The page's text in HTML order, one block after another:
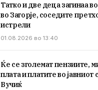
Татко и две деца загинаа
во Загорје, соседите
истрели
01.08.2026 во 13:40
Ќе се зголемат пензиите,
плата и платите во јавниот
Вучиќ